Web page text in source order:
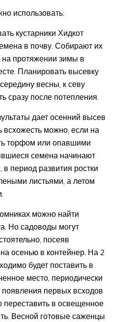
использовать:
кустарники Хидкот
в почву. Собирают их
протяжении зимы в
Планировать высевку
весны, к севу
сразу после потепления.
дает осенний высев
можно, если на
торфом или опавшими
семена начинают
в период развития ростки
листьями, а летом
можно найти
Но садоводы могут
посеяв
осенью в контейнер. На 2
будет поставить в
место, периодически
первых всходов
переставить в освещенное
Весной готовые саженцы